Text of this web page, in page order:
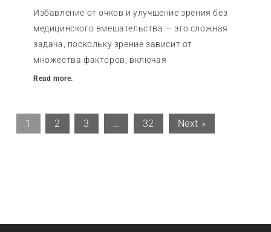
Избавление от очков и улучшение зрения без
медицинского вмешательства — это сложная
задача, поскольку зрение зависит от
множества факторов, включая
Read more.
1 2 3 … 32 Next »